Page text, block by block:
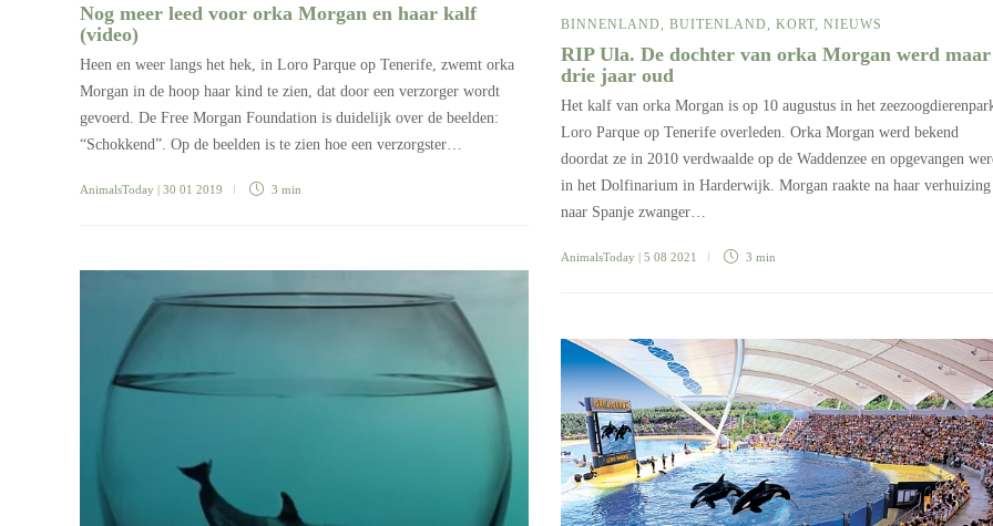
BINNENLAND, BUITENLAND, KORT, NIEUWS
RIP Ula. De dochter van orka Morgan werd maar
drie jaar oud
Het kalf van orka Morgan is op 10 augustus in het
Loro Parque op Tenerife overleden. Orka Morgan werd bekend
doordat ze in 2010 verdwaalde op de Waddenzee en opgevangen
in het Dolfinarium in Harderwijk. Morgan raakte na haar verhuizing
naar Spanje zwanger…
AnimalsToday | 5 08 2021 3 min
Nog meer leed voor orka Morgan en haar kalf
(video)
Heen en weer langs het hek, in Loro Parque op Tenerife, zwemt orka
Morgan in de hoop haar kind te zien, dat door een verzorger wordt
gevoerd. De Free Morgan Foundation is duidelijk over de beelden:
“Schokkend”. Op de beelden is te zien hoe een verzorgster…
AnimalsToday | 30 01 2019 3 min